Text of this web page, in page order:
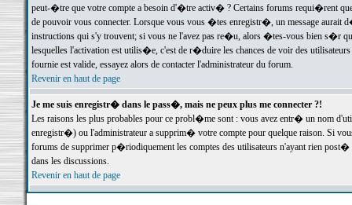
peut-�tre que votre compte a besoin d'�tre activ� ? Certains forums requi�rent
de pouvoir vous connecter. Lorsque vous vous �tes enregistr�, un message aurait
instructions qui s'y trouvent; si vous ne l'avez pas re�u, alors �tes-vous bien s�r
lesquelles l'activation est utilis�e, c'est de r�duire les chances de voir des
fournie est valide, essayez alors de contacter l'administrateur du forum.
Revenir en haut de page
Je me suis enregistr� dans le pass�, mais ne peux plus me connecter ?!
Les raisons les plus probables pour ce probl�me sont : vous avez entr� un nom
enregistr�) ou l'administrateur a supprim� votre compte pour quelque raison. Si
forums de supprimer p�riodiquement les comptes des utilisateurs n'ayant rien
dans les discussions.
Revenir en haut de page